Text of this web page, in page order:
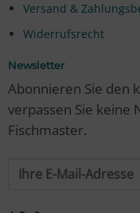
Versand &
Widerrufsrecht
Newsletter
Abonnieren Sie den
verpassen Sie keine
Fischmaster.